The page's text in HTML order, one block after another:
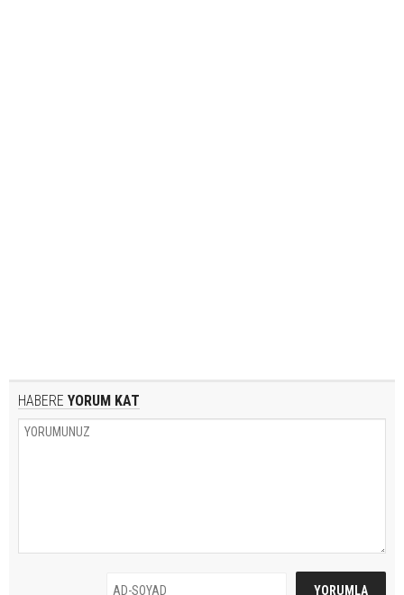
HABERE YORUM KAT